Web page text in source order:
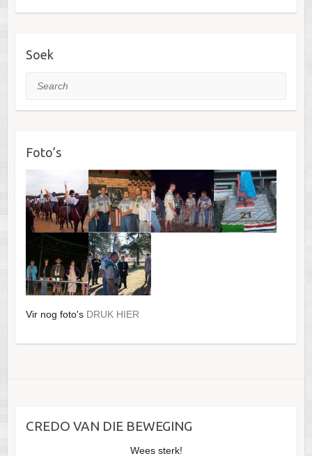
Soek
Search
Foto’s
Vir nog foto's DRUK HIER
CREDO VAN DIE BEWEGING
Wees sterk!